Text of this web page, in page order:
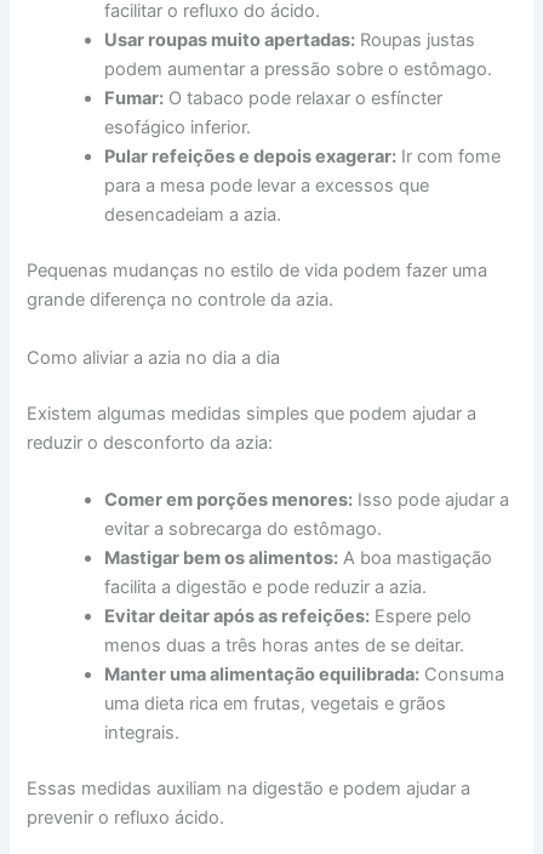
facilitar o refluxo do ácido.
Usar roupas muito apertadas: Roupas justas
podem aumentar a pressão sobre o estômago.
Fumar: O tabaco pode relaxar o esfíncter
esofágico inferior.
Pular refeições e depois exagerar: Ir com fome
para a mesa pode levar a excessos que
desencadeiam a azia.
Pequenas mudanças no estilo de vida podem fazer uma
grande diferença no controle da azia.
Como aliviar a azia no dia a dia
Existem algumas medidas simples que podem ajudar a
reduzir o desconforto da azia:
Comer em porções menores: Isso pode ajudar a
evitar a sobrecarga do estômago.
Mastigar bem os alimentos: A boa mastigação
facilita a digestão e pode reduzir a azia.
Evitar deitar após as refeições: Espere pelo
menos duas a três horas antes de se deitar.
Manter uma alimentação equilibrada: Consuma
uma dieta rica em frutas, vegetais e grãos
integrais.
Essas medidas auxiliam na digestão e podem ajudar a
prevenir o refluxo ácido.